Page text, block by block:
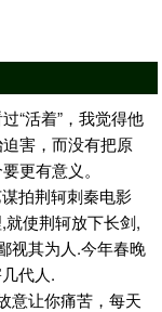
“活着”，我觉得他
害，而没有把原
更有意义。
拍荆轲刺秦电影
使荆轲放下长剑,
视其为人.今年春晚
代人.
意让你痛苦，每天